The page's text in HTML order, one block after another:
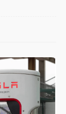
年續旺指
成長6%
遭收押 戴手銬